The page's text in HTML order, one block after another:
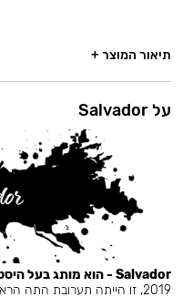
תיאור המוצר +
על Salvador
Salvador - הוא מותג בעל היסטוריה שהחלה ב-Daly Code.